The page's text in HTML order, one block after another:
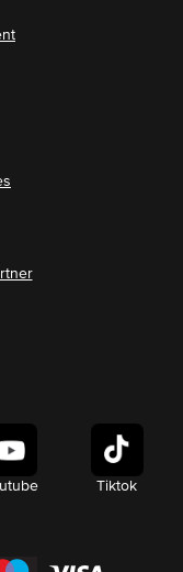
Tiktok